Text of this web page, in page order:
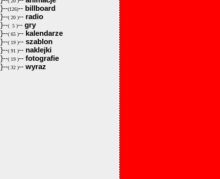
}--(126)-- billboard
}--( 20 )-- radio
}--( 5 )-- gry
}--( 65 )-- kalendarze
}--( 19 )-- szablon
}--( 91 )-- naklejki
}--( 19 )-- fotografie
}--( 32 )-- wyraz